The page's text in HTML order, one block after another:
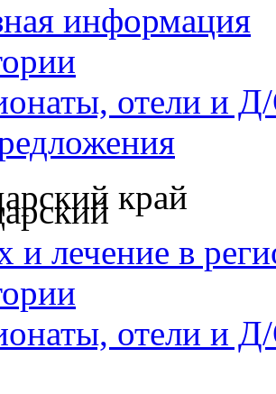
информация
отели и
край
и лечение в
отели и